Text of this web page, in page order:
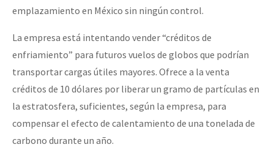
emplazamiento en México sin ningún control.
La empresa está intentando vender “créditos de
enfriamiento” para futuros vuelos de globos que podrían
transportar cargas útiles mayores. Ofrece a la venta
créditos de 10 dólares por liberar un gramo de partículas en
la estratosfera, suficientes, según la empresa, para
compensar el efecto de calentamiento de una tonelada de
carbono durante un año.